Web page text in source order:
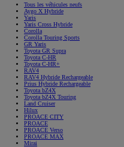
Tous les véhicules neufs
Aygo X Hybride
Yaris
Yaris Cross Hybride
Corolla
Corolla Touring Sports
GR Yaris
Toyota GR Supra
Toyota C-HR
Toyota C-HR+
RAV4
RAV4 Hybride Rechargeable
Prius Hybride Rechargeable
Toyota bZ4X
Toyota bZ4X Touring
Land Cruiser
Hilux
PROACE CITY
PROACE
PROACE Verso
PROACE MAX
Mirai